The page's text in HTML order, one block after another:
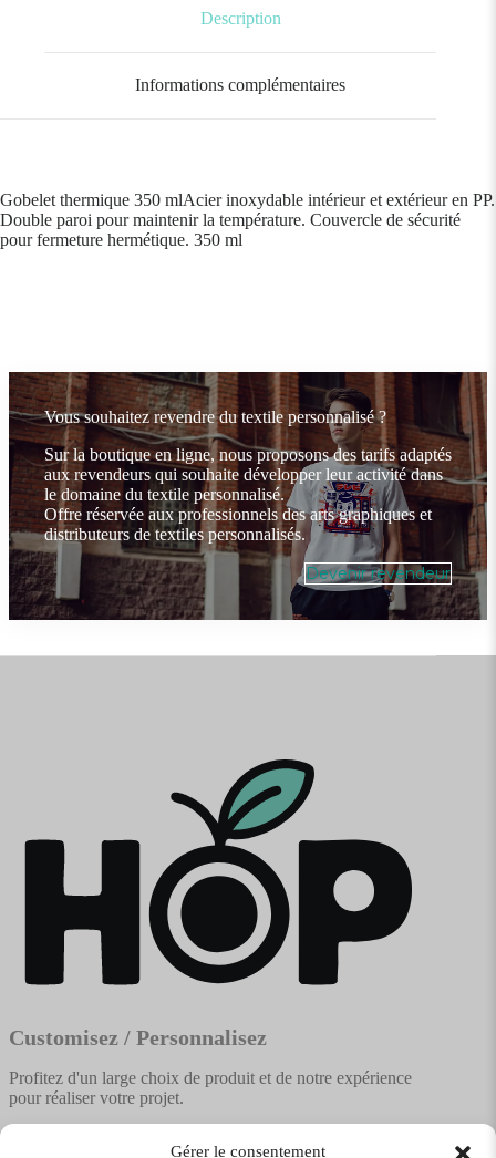
Gérer le consentement
Description
Informations complémentaires
Gobelet thermique 350 mlAcier inoxydable intérieur et extérieur en PP.
Double paroi pour maintenir la température. Couvercle de sécurité
pour fermeture hermétique. 350 ml
Vous souhaitez revendre du textile personnalisé ?
Sur la boutique en ligne, nous proposons des tarifs adaptés
aux revendeurs qui souhaite développer leur activité dans
le domaine du textile personnalisé.
Offre réservée aux professionnels des arts graphiques et
distributeurs de textiles personnalisés.
Devenir revendeur
Customisez / Personnalisez
Profitez d'un large choix de produit et de notre expérience
pour réaliser votre projet.